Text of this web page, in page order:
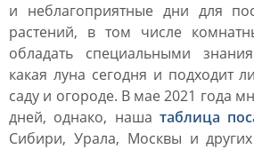
и неблагоприятные дни для
растений, в том числе
обладать специальными
какая луна сегодня и подходит
саду и огороде. В мае 2021 года
дней, однако, наша таблица
Сибири, Урала, Москвы и